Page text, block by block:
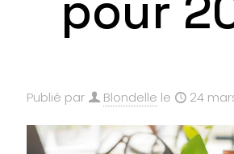
Publié par Blondelle le 24